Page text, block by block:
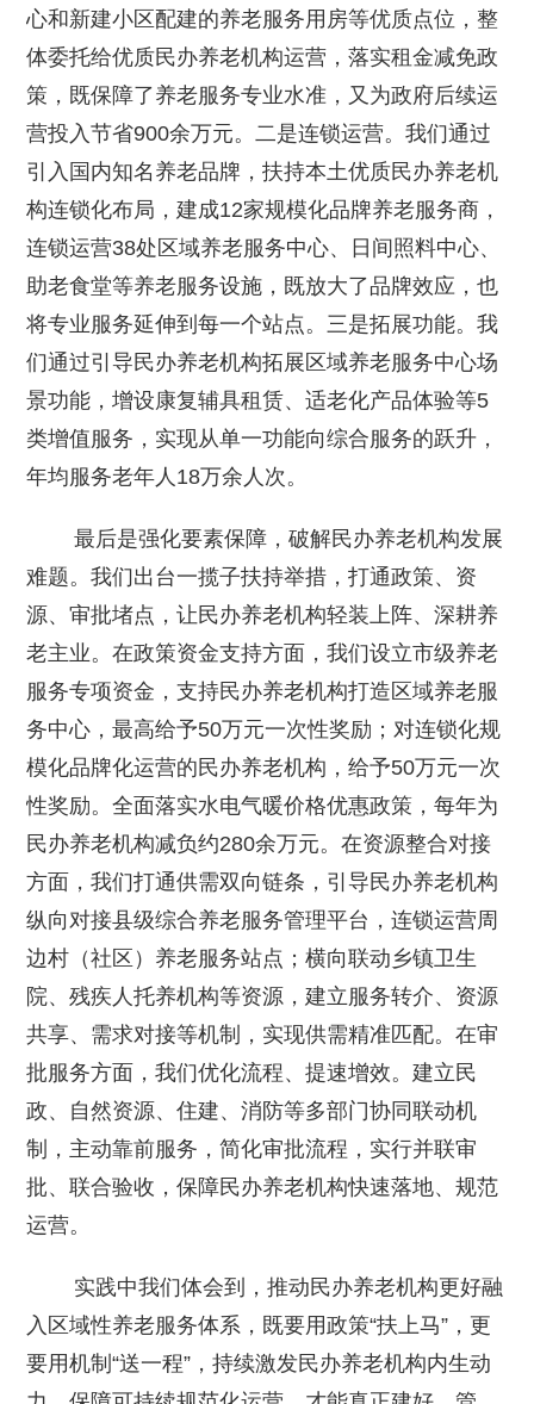
心和新建小区配建的养老服务用房等优质点位，整
体委托给优质民办养老机构运营，落实租金减免政
策，既保障了养老服务专业水准，又为政府后续运
营投入节省900余万元。二是连锁运营。我们通过
引入国内知名养老品牌，扶持本土优质民办养老机
构连锁化布局，建成12家规模化品牌养老服务商，
连锁运营38处区域养老服务中心、日间照料中心、
助老食堂等养老服务设施，既放大了品牌效应，也
将专业服务延伸到每一个站点。三是拓展功能。我
们通过引导民办养老机构拓展区域养老服务中心场
景功能，增设康复辅具租赁、适老化产品体验等5
类增值服务，实现从单一功能向综合服务的跃升，
年均服务老年人18万余人次。
最后是强化要素保障，破解民办养老机构发展
难题。我们出台一揽子扶持举措，打通政策、资
源、审批堵点，让民办养老机构轻装上阵、深耕养
老主业。在政策资金支持方面，我们设立市级养老
服务专项资金，支持民办养老机构打造区域养老服
务中心，最高给予50万元一次性奖励；对连锁化规
模化品牌化运营的民办养老机构，给予50万元一次
性奖励。全面落实水电气暖价格优惠政策，每年为
民办养老机构减负约280余万元。在资源整合对接
方面，我们打通供需双向链条，引导民办养老机构
纵向对接县级综合养老服务管理平台，连锁运营周
边村（社区）养老服务站点；横向联动乡镇卫生
院、残疾人托养机构等资源，建立服务转介、资源
共享、需求对接等机制，实现供需精准匹配。在审
批服务方面，我们优化流程、提速增效。建立民
政、自然资源、住建、消防等多部门协同联动机
制，主动靠前服务，简化审批流程，实行并联审
批、联合验收，保障民办养老机构快速落地、规范
运营。
实践中我们体会到，推动民办养老机构更好融
入区域性养老服务体系，既要用政策“扶上马”，更
要用机制“送一程”，持续激发民办养老机构内生动